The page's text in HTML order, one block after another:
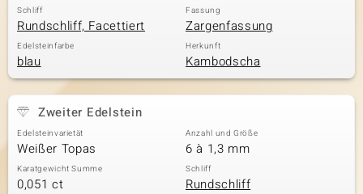
Schliff
Rundschliff, Facettiert
Fassung
Zargenfassung
Edelsteinfarbe
blau
Herkunft
Kambodscha
Zweiter Edelstein
Edelsteinvarietät
Weißer Topas
Anzahl und Größe
6 à 1,3 mm
Karatgewicht Summe
0,051 ct
Schliff
Rundschliff